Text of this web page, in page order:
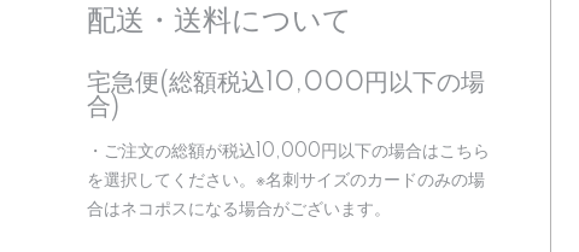
配送・送料について
宅急便(総額税込10,000円以下の場
合)
・ご注文の総額が税込10,000円以下の場合はこちら
を選択してください。※名刺サイズのカードのみの場
合はネコポスになる場合がございます。